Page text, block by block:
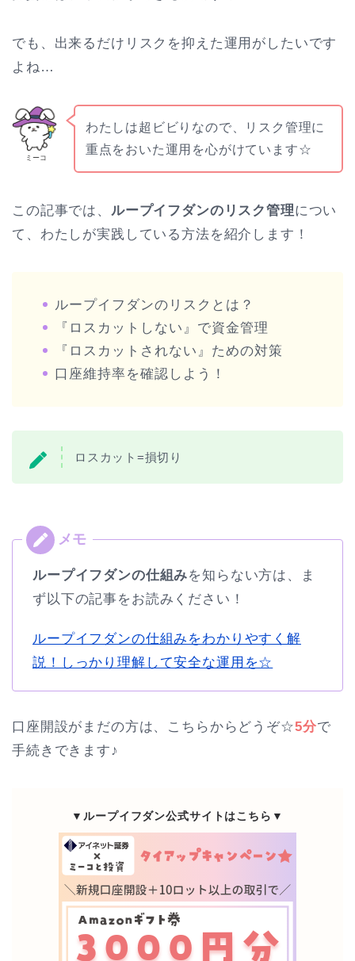
でも、出来るだけリスクを抑えた運用がしたいです
よね…
ミーコ
わたしは超ビビりなので、リスク管理に
重点をおいた運用を心がけています☆
この記事では、 ループイフダンのリスク管理につい
て、わたしが実践している方法を紹介します！
ループイフダンのリスクとは？
『ロスカットしない』で資金管理
『ロスカットされない』ための対策
口座維持率を確認しよう！
ロスカット=損切り
ループイフダンの仕組みを知らない方は、ま
ず以下の記事をお読みください！
ループイフダンの仕組みをわかりやすく解
説！しっかり理解して安全な運用を☆
口座開設がまだの方は、こちらからどうぞ☆5分で
手続きできます♪
▼ループイフダン公式サイトはこちら▼